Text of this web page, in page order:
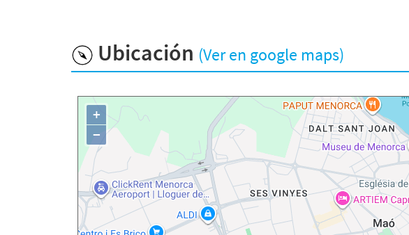
Ubicación (Ver en google maps)
+
−